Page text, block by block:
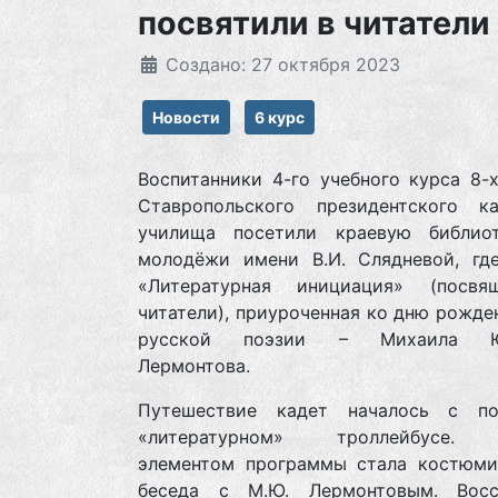
посвятили в читатели
Создано: 27 октября 2023
Новости 6 курс
Воспитанники 4-го учебного курса 8-
Ставропольского президентского
училища посетили краевую
молодёжи имени В.И. Слядневой,
«Литературная инициация»
читатели), приуроченная ко дню
русской поэзии – Михаила
Лермонтова.
Путешествие кадет началось с
«литературном» троллейбусе.
элементом программы стала
беседа с М.Ю. Лермонтовым.